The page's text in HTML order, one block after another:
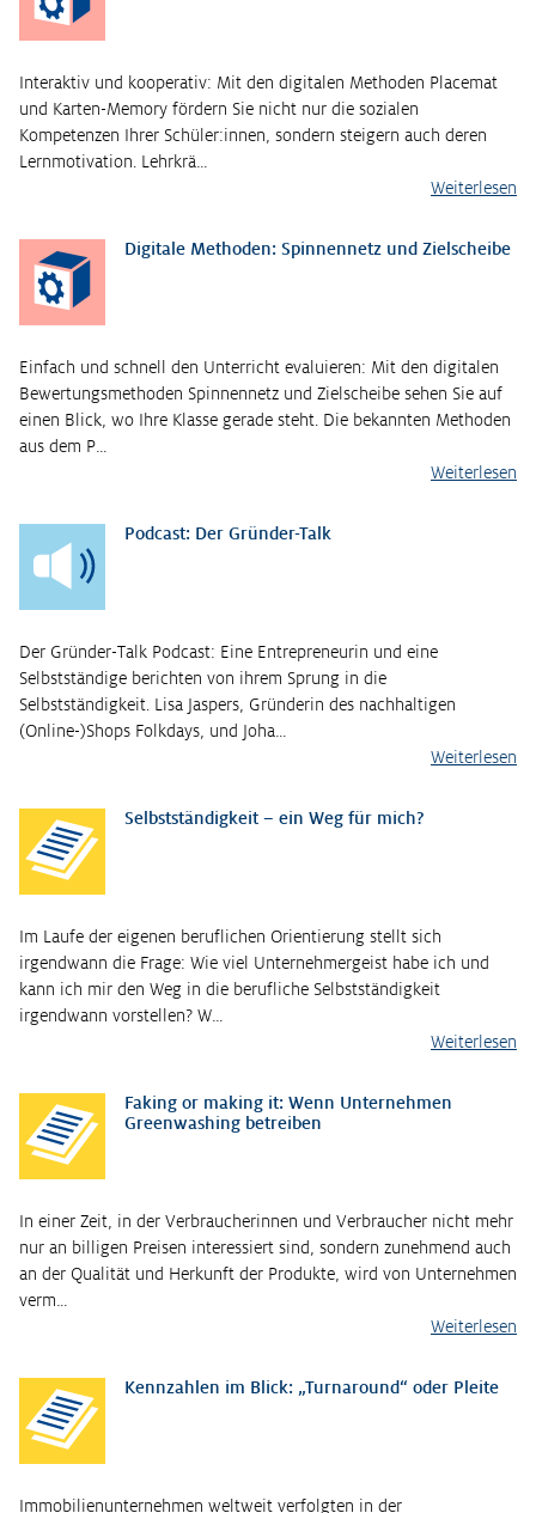
Interaktiv und kooperativ: Mit den digitalen Methoden Placemat
und Karten-Memory fördern Sie nicht nur die sozialen
Kompetenzen Ihrer Schüler:innen, sondern steigern auch deren
Lernmotivation. Lehrkrä…
Weiterlesen
Digitale Methoden: Spinnennetz und Zielscheibe
Einfach und schnell den Unterricht evaluieren: Mit den digitalen
Bewertungsmethoden Spinnennetz und Zielscheibe sehen Sie auf
einen Blick, wo Ihre Klasse gerade steht. Die bekannten Methoden
aus dem P…
Weiterlesen
Podcast: Der Gründer-Talk
Der Gründer-Talk Podcast: Eine Entrepreneurin und eine
Selbstständige berichten von ihrem Sprung in die
Selbstständigkeit. Lisa Jaspers, Gründerin des nachhaltigen
(Online-)Shops Folkdays, und Joha…
Weiterlesen
Selbstständigkeit – ein Weg für mich?
Im Laufe der eigenen beruflichen Orientierung stellt sich
irgendwann die Frage: Wie viel Unternehmergeist habe ich und
kann ich mir den Weg in die berufliche Selbstständigkeit
irgendwann vorstellen? W…
Weiterlesen
Faking or making it: Wenn Unternehmen
Greenwashing betreiben
In einer Zeit, in der Verbraucherinnen und Verbraucher nicht mehr
nur an billigen Preisen interessiert sind, sondern zunehmend auch
an der Qualität und Herkunft der Produkte, wird von Unternehmen
verm…
Weiterlesen
Kennzahlen im Blick: „Turnaround“ oder Pleite
Immobilienunternehmen weltweit verfolgten in der